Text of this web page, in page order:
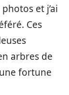
et j’ai
Ces
arbres de
fortune